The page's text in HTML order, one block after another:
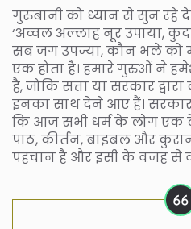
गुरुबानी को ध्यान से सुन रहे
‘अव्वल अल्लाह नूर उपाया,
सब जग उपज्या, कौन भले को
एक होता है। हमारे गुरुओं ने
है, जोकि सत्ता या सरकार
इनका साथ देने आए हैं।
कि आज सभी धर्म के लोग एक
पाठ, कीर्तन, बाइबल और
पहचान है और इसी के वजह से वो